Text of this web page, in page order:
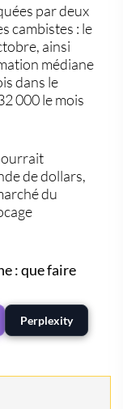
par deux
cambistes : le
ainsi
médiane
dans le
000 le mois
de dollars,
du
: que faire
Perplexity